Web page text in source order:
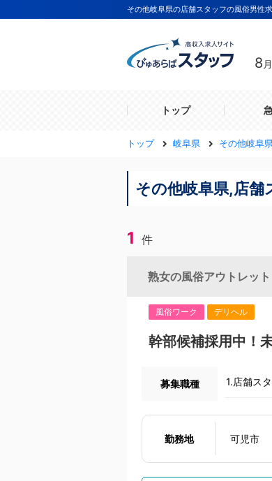
その他岐阜県の店舗スタッフの風俗男性
8 月
トップ
トップ 岐阜県 その他岐阜
その他岐阜県,店舗
1 件
熟女の風俗アウトレッ
風俗ワーク デリヘル
幹部候補採用中！
募集職種 1.店舗ス
勤務地 可児市